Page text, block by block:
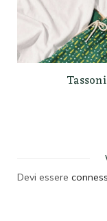
Devi essere